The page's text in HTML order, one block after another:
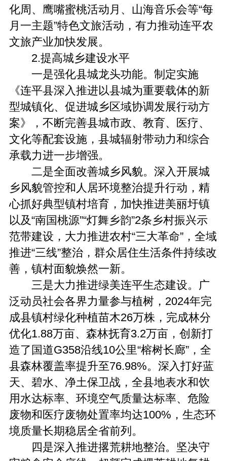
化周、鹰嘴蜜桃活动月、山海音乐会等“每
月一主题”特色文旅活动，有力推动连平农
文旅产业加快发展。
2.提高城乡建设水平
一是强化县城龙头功能。制定实施
《连平县深入推进以县城为重要载体的新
型城镇化、促进城乡区域协调发展行动方
案》，不断完善县城市政、教育、医疗、
文化等配套设施，县城辐射带动力和综合
承载力进一步增强。
二是全面改善城乡风貌。深入开展城
乡风貌管控和人居环境整治提升行动，精
心抓好典型镇村培育，加快推进美丽圩镇
以及“南国桃源”“灯舞乡韵”2条乡村振兴示
范带建设，大力推进农村“三大革命”，全域
推进“三线”整治，群众居住生活条件持续改
善，镇村面貌焕然一新。
三是大力推进绿美连平生态建设。广
泛动员社会各界力量参与植树，2024年完
成县镇村绿化种植苗木26万株，完成林分
优化1.88万亩、森林抚育3.2万亩，创新打
造了国道G358沿线10公里“榕树长廊”，全
县森林覆盖率提升至76.98%。深入打好蓝
天、碧水、净土保卫战，全县地表水和饮
用水达标率、环境空气质量达标率、危险
废物和医疗废物处置率均达100%，生态环
境质量长期稳居全省前列。
四是深入推进撂荒耕地整治。坚决守